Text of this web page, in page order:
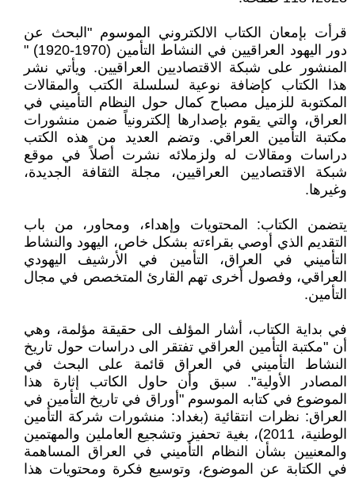
قرأت بإمعان الكتاب الالكتروني الموسوم "البحث عن
دور اليهود العراقيين في النشاط التأمين (1970-1920) "
المنشور على شبكة الاقتصاديين العراقيين. ويأتي نشر
هذا الكتاب كإضافة نوعية لسلسلة الكتب والمقالات
المكتوبة للزميل مصباح كمال حول النظام التأميني في
العراق، والتي يقوم بإصدارها إلكترونياً ضمن منشورات
مكتبة التأمين العراقي. وتضم العديد من هذه الكتب
دراسات ومقالات له ولزملائه نشرت أصلاً في موقع
شبكة الاقتصاديين العراقيين، مجلة الثقافة الجديدة،
وغيرها.
يتضمن الكتاب: المحتويات وإهداء، ومحاور، من باب
التقديم الذي أوصي بقراءته بشكل خاص، اليهود والنشاط
التأميني في العراق، التأمين في الأرشيف اليهودي
العراقي، وفصول أخرى تهم القارئ المتخصص في مجال
التأمين.
في بداية الكتاب، أشار المؤلف الى حقيقة مؤلمة، وهي
أن "مكتبة التأمين العراقي تفتقر الى دراسات حول تاريخ
النشاط التأميني في العراق قائمة على البحث في
المصادر الأولية". سبق وأن حاول الكاتب إثارة هذا
الموضوع في كتابه الموسوم "أوراق في تاريخ التأمين في
العراق: نظرات انتقائية (بغداد: منشورات شركة التأمين
الوطنية، 2011)، بغية تحفيز وتشجيع العاملين والمهتمين
والمعنيين بشأن النظام التأميني في العراق المساهمة
في الكتابة عن الموضوع، وتوسيع فكرة ومحتويات هذا